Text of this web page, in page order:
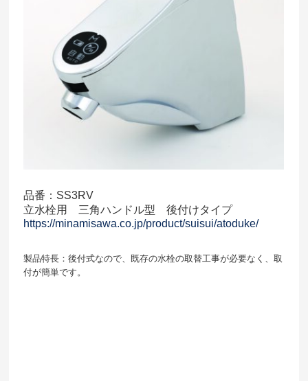
品番：SS3RV
立水栓用 三角ハンドル型 後付けタイプ
https://minamisawa.co.jp/product/suisui/atoduke/
製品特長：後付式なので、既存の水栓の取替工事が必要なく、取
付が簡単です。